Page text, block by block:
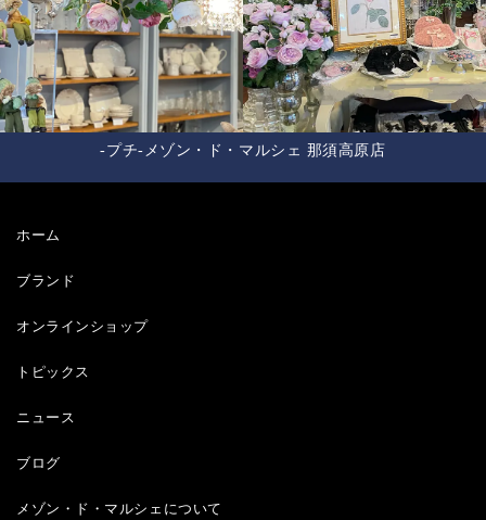
-プチ-メゾン・ド・マルシェ 那須高原店
ホーム
ブランド
オンラインショップ
トピックス
ニュース
ブログ
メゾン・ド・マルシェについて